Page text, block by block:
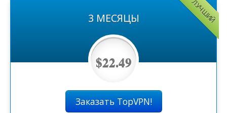
ЛУЧШИЙ
3 MЕСЯЦЫ
$22.49
Заказать TopVPN!